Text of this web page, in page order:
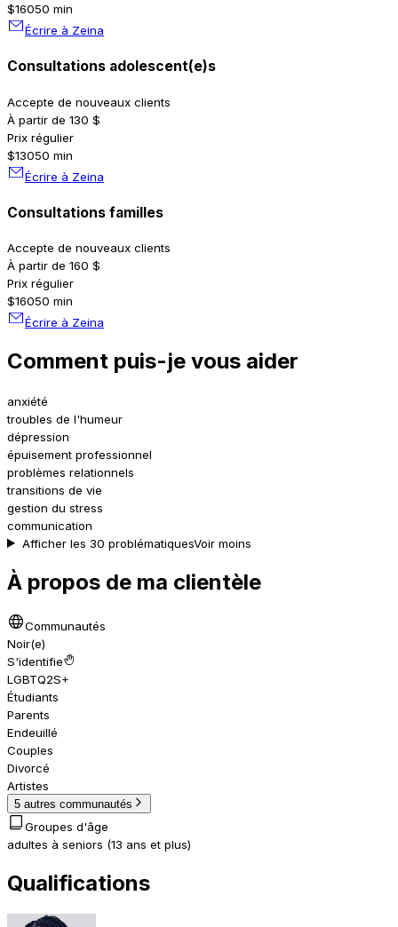
$16050 min
Écrire à Zeina
Consultations adolescent(e)s
Accepte de nouveaux clients
À partir de 130 $
Prix régulier
$13050 min
Écrire à Zeina
Consultations familles
Accepte de nouveaux clients
À partir de 160 $
Prix régulier
$16050 min
Écrire à Zeina
Comment puis-je vous aider
anxiété
troubles de l'humeur
dépression
épuisement professionnel
problèmes relationnels
transitions de vie
gestion du stress
communication
Afficher les 30 problématiquesVoir moins
À propos de ma clientèle
Communautés
Noir(e)
S'identifie
LGBTQ2S+
Étudiants
Parents
Endeuillé
Couples
Divorcé
Artistes
5 autres communautés
Groupes d'âge
adultes à seniors (13 ans et plus)
Qualifications